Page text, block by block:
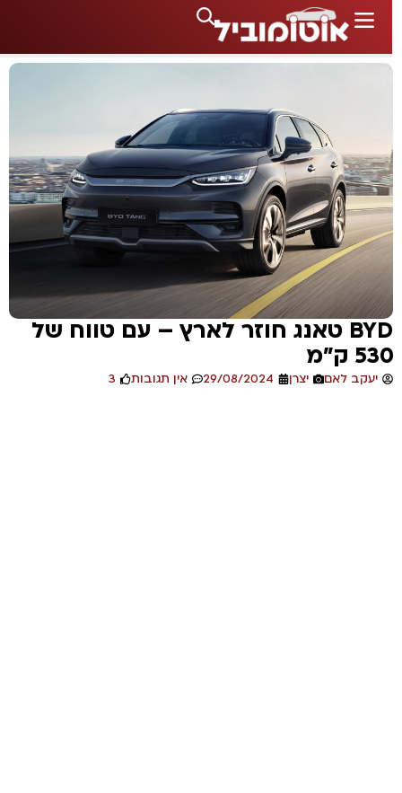
BYD טאנג חוזר לארץ – עם טווח של
530 ק"מ
יעקב לאם יצרן 29/08/2024 אין תגובות 3